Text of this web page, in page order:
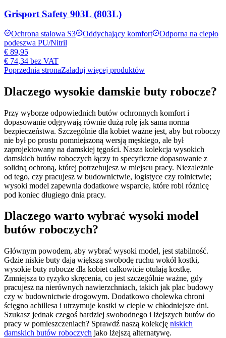
Grisport Safety 903L (803L)
Ochrona stalowa S3 Oddychający komfort
Odporna na ciepło
podeszwa PU/Nitril
€ 89,95
€ 74,34 bez VAT
Poprzednia stronaZaładuj więcej produktów
Dlaczego wysokie damskie buty robocze?
Przy wyborze odpowiednich butów ochronnych komfort i
dopasowanie odgrywają równie dużą rolę jak sama norma
bezpieczeństwa. Szczególnie dla kobiet ważne jest, aby but roboczy
nie był po prostu pomniejszoną wersją męskiego, ale był
zaprojektowany na damskiej tęgości. Nasza kolekcja wysokich
damskich butów roboczych łączy to specyficzne dopasowanie z
solidną ochroną, której potrzebujesz w miejscu pracy. Niezależnie
od tego, czy pracujesz w budownictwie, logistyce czy rolnictwie;
wysoki model zapewnia dodatkowe wsparcie, które robi różnicę
pod koniec długiego dnia pracy.
Dlaczego warto wybrać wysoki model
butów roboczych?
Głównym powodem, aby wybrać wysoki model, jest stabilność.
Gdzie niskie buty dają większą swobodę ruchu wokół kostki,
wysokie buty robocze dla kobiet całkowicie otulają kostkę.
Zmniejsza to ryzyko skręcenia, co jest szczególnie ważne, gdy
pracujesz na nierównych nawierzchniach, takich jak plac budowy
czy w budownictwie drogowym. Dodatkowo cholewka chroni
ścięgno achillesa i utrzymuje kostki w cieple w chłodniejsze dni.
Szukasz jednak czegoś bardziej swobodnego i lżejszych butów do
pracy w pomieszczeniach? Sprawdź naszą kolekcję niskich
damskich butów roboczych jako lżejszą alternatywę.